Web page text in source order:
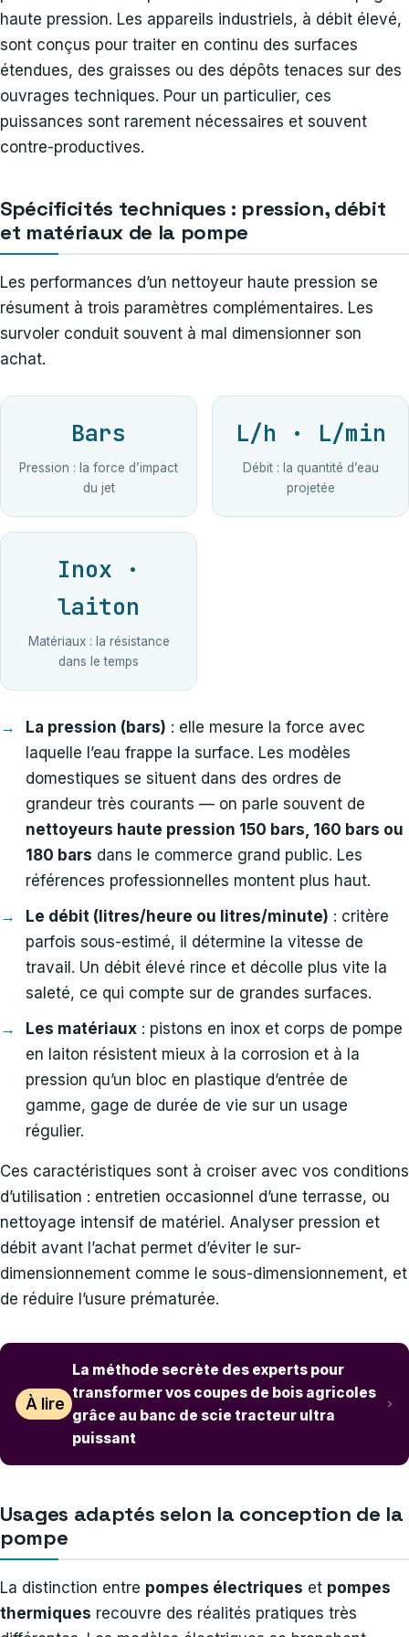
haute pression. Les appareils industriels, à débit élevé,
sont conçus pour traiter en continu des surfaces
étendues, des graisses ou des dépôts tenaces sur des
ouvrages techniques. Pour un particulier, ces
puissances sont rarement nécessaires et souvent
contre-productives.
Spécificités techniques : pression, débit
et matériaux de la pompe
Les performances d’un nettoyeur haute pression se
résument à trois paramètres complémentaires. Les
survoler conduit souvent à mal dimensionner son
achat.
Bars
Pression : la force d’impact
du jet
L/h · L/min
Débit : la quantité d’eau
projetée
Inox ·
laiton
Matériaux : la résistance
dans le temps
La pression (bars) : elle mesure la force avec
laquelle l’eau frappe la surface. Les modèles
domestiques se situent dans des ordres de
grandeur très courants — on parle souvent de
nettoyeurs haute pression 150 bars, 160 bars ou
180 bars dans le commerce grand public. Les
références professionnelles montent plus haut.
Le débit (litres/heure ou litres/minute) : critère
parfois sous-estimé, il détermine la vitesse de
travail. Un débit élevé rince et décolle plus vite la
saleté, ce qui compte sur de grandes surfaces.
Les matériaux : pistons en inox et corps de pompe
en laiton résistent mieux à la corrosion et à la
pression qu’un bloc en plastique d’entrée de
gamme, gage de durée de vie sur un usage
régulier.
Ces caractéristiques sont à croiser avec vos conditions
d’utilisation : entretien occasionnel d’une terrasse, ou
nettoyage intensif de matériel. Analyser pression et
débit avant l’achat permet d’éviter le sur-
dimensionnement comme le sous-dimensionnement, et
de réduire l’usure prématurée.
À lire
La méthode secrète des experts pour
transformer vos coupes de bois agricoles
grâce au banc de scie tracteur ultra
puissant
Usages adaptés selon la conception de la
pompe
La distinction entre pompes électriques et pompes
thermiques recouvre des réalités pratiques très